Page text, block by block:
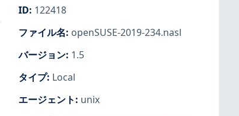
ID: 122418
ファイル名: openSUSE-2019-234.nasl
バージョン: 1.5
タイプ: Local
エージェント: unix